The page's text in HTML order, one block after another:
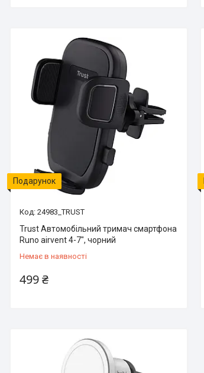
Подарунок
24983_TRUST
Trust Автомобільний тримач смартфона
Runo airvent 4-7", чорний
Немає в наявності
499 ₴